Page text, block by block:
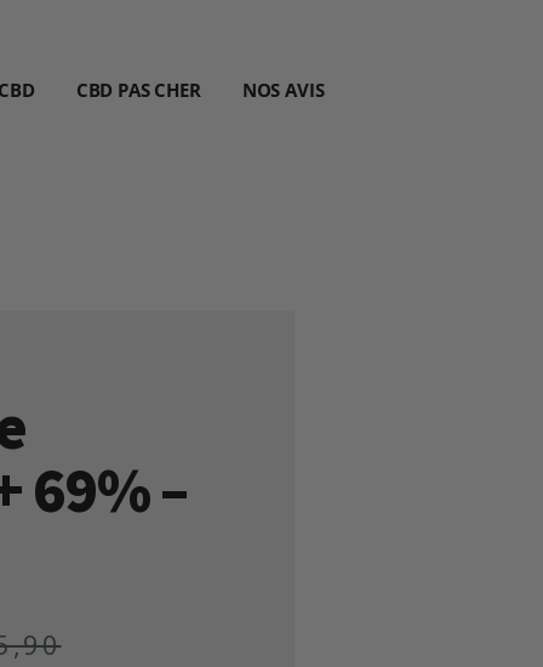
CBD PAS CHER NOS AVIS
69% –